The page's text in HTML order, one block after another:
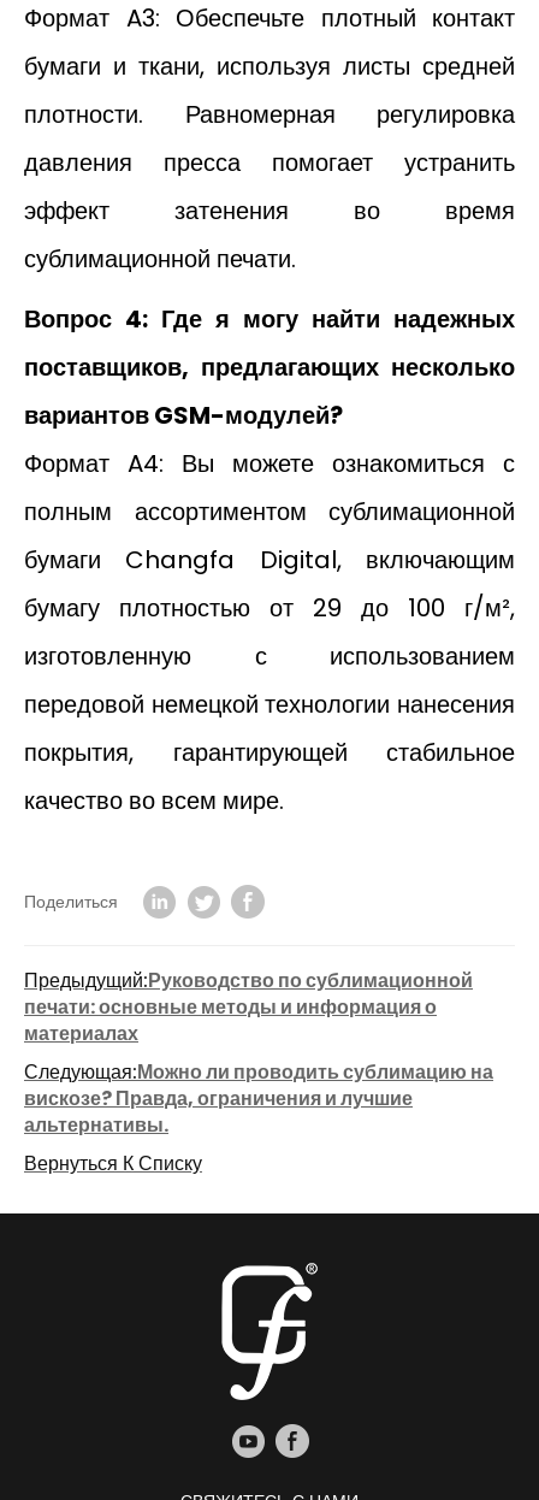
Формат A3: Обеспечьте плотный контакт
бумаги и ткани, используя листы средней
плотности. Равномерная регулировка
давления пресса помогает устранить
эффект затенения во время
сублимационной печати.
Вопрос 4: Где я могу найти надежных
поставщиков, предлагающих несколько
вариантов GSM-модулей?
Формат A4: Вы можете ознакомиться с
полным ассортиментом сублимационной
бумаги Changfa Digital, включающим
бумагу плотностью от 29 до 100 г/м²,
изготовленную с использованием
передовой немецкой технологии нанесения
покрытия, гарантирующей стабильное
качество во всем мире.
Поделиться
Предыдущий:Руководство по сублимационной
печати: основные методы и информация о
материалах
Следующая:Можно ли проводить сублимацию на
вискозе? Правда, ограничения и лучшие
альтернативы.
Вернуться К Списку